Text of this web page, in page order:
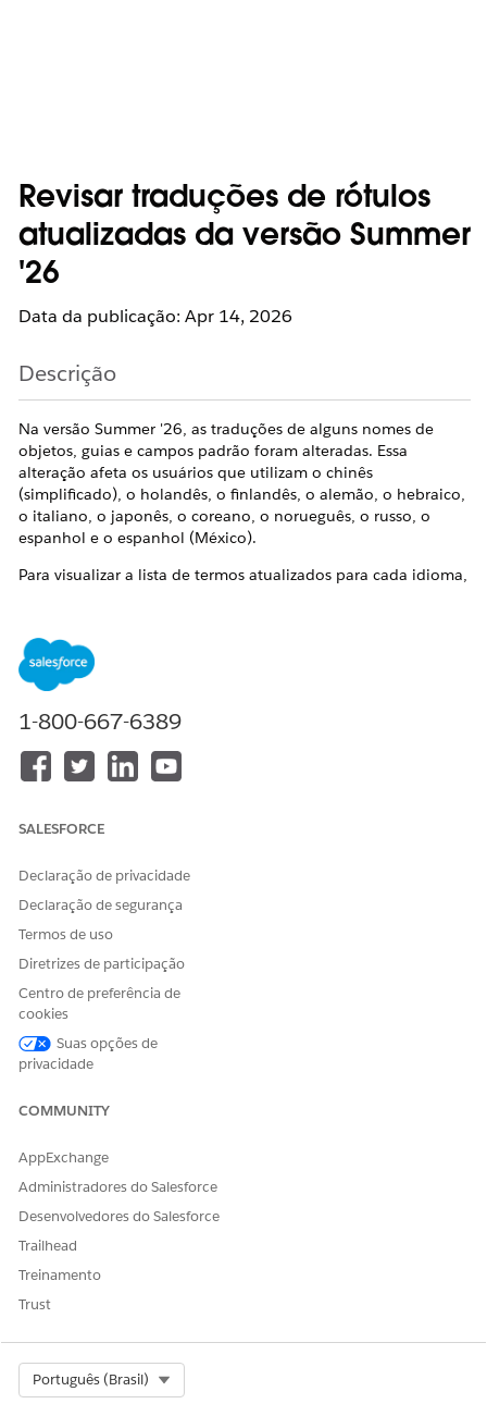
Revisar traduções de rótulos
atualizadas da versão Summer
'26
Data da publicação: Apr 14, 2026
Descrição
Na versão Summer '26, as traduções de alguns nomes de
objetos, guias e campos padrão foram alteradas. Essa
alteração afeta os usuários que utilizam o chinês
(simplificado), o holandês, o finlandês, o alemão, o hebraico,
o italiano, o japonês, o coreano, o norueguês, o russo, o
espanhol e o espanhol (México).
Para visualizar a lista de termos atualizados para cada idioma,
e novas.
Resolução
Estas mudanças terminológicas se aplicam a todas as
organizações do Salesforce com a versão Summer '26.
pode explorar opções para alterar o nome de volta usando
Para obter mais informações sobre como renomear campos,
consulte estes tópicos na Ajuda do Salesforce.
Renomear rótulos de objeto, guia e campo
Considerações sobre a renomeação de rótulos de guias
e campos
Para obter mais informações sobre os idiomas suportados
pelo Salesforce, consulte
Suporte ao cliente do Salesforce.
Número do artigo do Knowledge
Anexos
262-Summer26-TranslatedTerminologyUpdates-BR.xlsx
11 KB
1-800-667-6389
SALESFORCE
Declaração de privacidade
Declaração de segurança
Termos de uso
Diretrizes de participação
Centro de preferência de
cookies
Suas opções de
privacidade
COMMUNITY
AppExchange
Administradores do Salesforce
Desenvolvedores do Salesforce
Trailhead
Treinamento
Trust
Português (Brasil)